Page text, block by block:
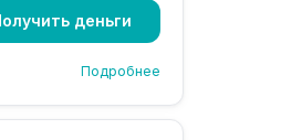
деньги
Подробнее